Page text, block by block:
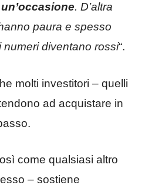
. D’altra
paura e spesso
diventano rossi“.
molti investitori – quelli
ad acquistare in
come qualsiasi altro
– sostiene